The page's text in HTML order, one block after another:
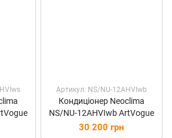
Артикул: NS/NU-12AHVIwb
Кондиціонер Neoclima
NS/NU-12AHVIwb ArtVogue
30 200 грн